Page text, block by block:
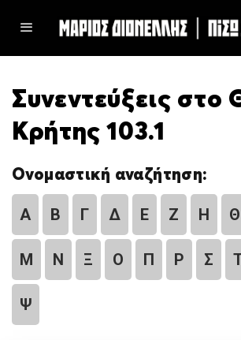
Συνεντεύξεις
Κρήτης 103.1
Ονομαστική αναζήτηση:
Α Β Γ Δ Ε Ζ Η Θ
Μ Ν Ξ Ο Π Ρ Σ
Ψ